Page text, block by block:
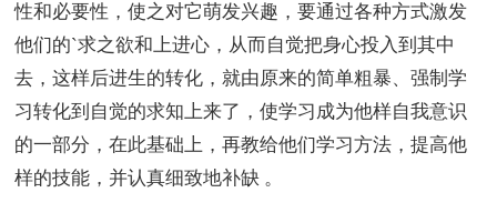
性和必要性，使之对它萌发兴趣，要通过各种方式激发
他们的`求之欲和上进心，从而自觉把身心投入到其中
去，这样后进生的转化，就由原来的简单粗暴、强制学
习转化到自觉的求知上来了，使学习成为他样自我意识
的一部分，在此基础上，再教给他们学习方法，提高他
样的技能，并认真细致地补缺 。